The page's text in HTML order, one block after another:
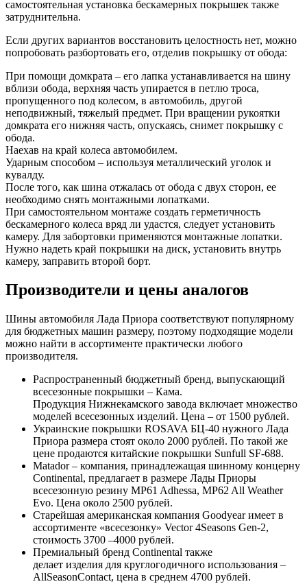
самостоятельная установка бескамерных покрышек также
затруднительна.
Если других вариантов восстановить целостность нет, можно
попробовать разбортовать его, отделив покрышку от обода:
При помощи домкрата – его лапка устанавливается на шину
вблизи обода, верхняя часть упирается в петлю троса,
пропущенного под колесом, в автомобиль, другой
неподвижный, тяжелый предмет. При вращении рукоятки
домкрата его нижняя часть, опускаясь, снимет покрышку с
обода.
Наехав на край колеса автомобилем.
Ударным способом – используя металлический уголок и
кувалду.
После того, как шина отжалась от обода с двух сторон, ее
необходимо снять монтажными лопатками.
При самостоятельном монтаже создать герметичность
бескамерного колеса вряд ли удастся, следует установить
камеру. Для забортовки применяются монтажные лопатки.
Нужно надеть край покрышки на диск, установить внутрь
камеру, заправить второй борт.
Производители и цены аналогов
Шины автомобиля Лада Приора соответствуют популярному
для бюджетных машин размеру, поэтому подходящие модели
можно найти в ассортименте практически любого
производителя.
Распространенный бюджетный бренд, выпускающий
всесезонные покрышки – Кама.
Продукция Нижнекамского завода включает множество
моделей всесезонных изделий. Цена – от 1500 рублей.
Украинские покрышки ROSAVA БЦ-40 нужного Лада
Приора размера стоят около 2000 рублей. По такой же
цене продаются китайские покрышки Sunfull SF-688.
Matador – компания, принадлежащая шинному концерну
Continental, предлагает в размере Лады Приоры
всесезонную резину MP61 Adhessa, MP62 All Weather
Evo. Цена около 2500 рублей.
Старейшая американская компания Goodyear имеет в
ассортименте «всесезонку» Vector 4Seasons Gen-2,
стоимость 3700 –4000 рублей.
Премиальный бренд Continental также
делает изделия для круглогодичного использования –
AllSeasonContact, цена в среднем 4700 рублей.